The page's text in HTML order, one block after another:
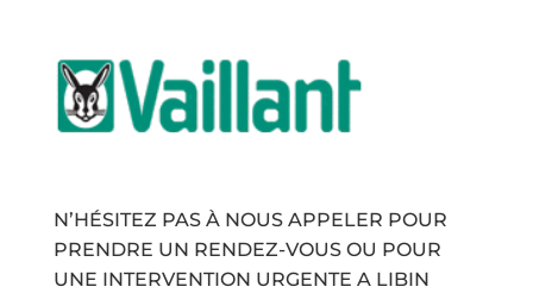
N’HÉSITEZ PAS À NOUS APPELER POUR
PRENDRE UN RENDEZ-VOUS OU POUR
UNE INTERVENTION URGENTE A LIBIN